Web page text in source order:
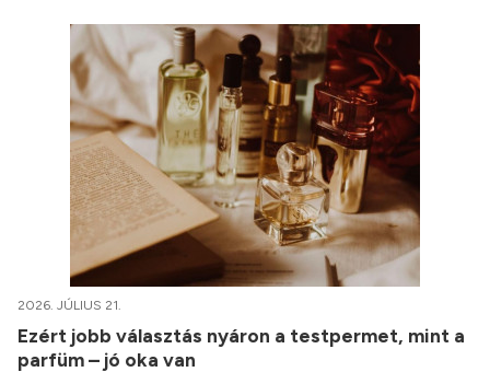
2026. JÚLIUS 21.
Ezért jobb választás nyáron a testpermet, mint a
parfüm – jó oka van